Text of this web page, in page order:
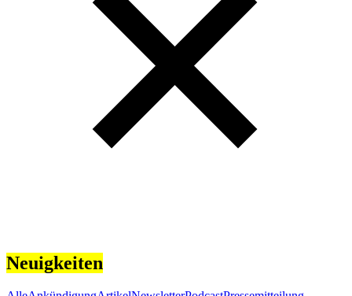
Neuigkeiten